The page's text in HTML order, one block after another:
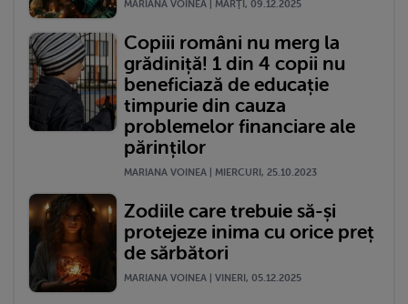
MARIANA VOINEA | MARŢI, 09.12.2025
Copiii români nu merg la
grădiniță! 1 din 4 copii nu
beneficiază de educație
timpurie din cauza
problemelor financiare ale
părinților
MARIANA VOINEA | MIERCURI, 25.10.2023
Zodiile care trebuie să-și
protejeze inima cu orice preț
de sărbători
MARIANA VOINEA | VINERI, 05.12.2025